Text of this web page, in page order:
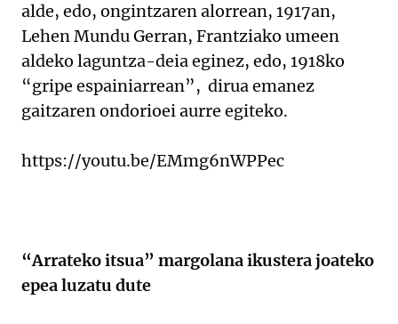
alde, edo, ongintzaren alorrean, 1917an,
Lehen Mundu Gerran, Frantziako umeen
aldeko laguntza-deia eginez, edo, 1918ko
“gripe espainiarrean”, dirua emanez
gaitzaren ondorioei aurre egiteko.
https://youtu.be/EMmg6nWPPec
“Arrateko itsua” margolana ikustera joateko
epea luzatu dute